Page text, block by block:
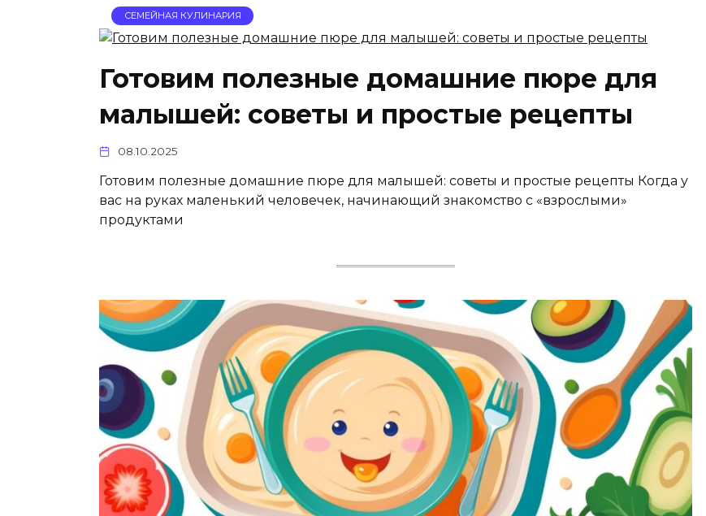
СЕМЕЙНАЯ КУЛИНАРИЯ
Готовим полезные домашние пюре для
малышей: советы и простые рецепты
08.10.2025
Готовим полезные домашние пюре для малышей: советы и простые рецепты Когда у
вас на руках маленький человечек, начинающий знакомство с «взрослыми»
продуктами